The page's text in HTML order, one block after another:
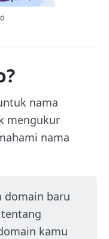
nama
mengukur
nama
domain baru
kamu